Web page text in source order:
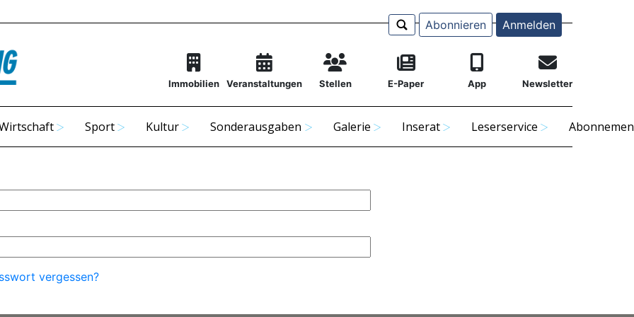
Abonnieren Anmelden
Immobilien Veranstaltungen Stellen E-Paper App Newsletter
Sport Kultur Sonderausgaben Galerie Inserat Leserservice
vergessen?